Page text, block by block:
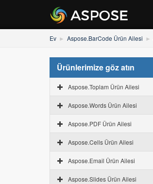
Ev Aspose.BarCode Ürün Ailesi
Ürünlerimize göz atın
Aspose.Toplam Ürün Ailesi
Aspose.Words Ürün Ailesi
Aspose.PDF Ürün Ailesi
Aspose.Cells Ürün Ailesi
Aspose.Email Ürün Ailesi
Aspose.Slides Ürün Ailesi